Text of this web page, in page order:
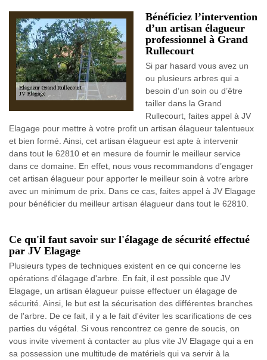
Bénéficiez l’intervention
d’un artisan élagueur
professionnel à Grand
Rullecourt
Si par hasard vous avez un
ou plusieurs arbres qui a
besoin d’un soin ou d’être
tailler dans la Grand
Rullecourt, faites appel à JV
Elagage pour mettre à votre profit un artisan élagueur talentueux
et bien formé. Ainsi, cet artisan élagueur est apte à intervenir
dans tout le 62810 et en mesure de fournir le meilleur service
dans ce domaine. En effet, nous vous recommandons d’engager
cet artisan élagueur pour apporter le meilleur soin à votre arbre
avec un minimum de prix. Dans ce cas, faites appel à JV Elagage
pour bénéficier du meilleur artisan élagueur dans tout le 62810.
Ce qu'il faut savoir sur l'élagage de sécurité effectué
par JV Elagage
Plusieurs types de techniques existent en ce qui concerne les
opérations d'élagage d'arbre. En fait, il est possible que JV
Elagage, un artisan élagueur puisse effectuer un élagage de
sécurité. Ainsi, le but est la sécurisation des différentes branches
de l'arbre. De ce fait, il y a le fait d'éviter les scarifications de ces
parties du végétal. Si vous rencontrez ce genre de soucis, on
vous invite vivement à contacter au plus vite JV Elagage qui a en
sa possession une multitude de matériels qui va servir à la